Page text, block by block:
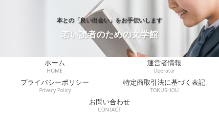
本との「良い出会い」をお手伝いします
若い読者のための文学館
ホーム
HOME
運営者情報
Operator
プライバシーポリシー
Privacy Policy
特定商取引法に基づく表記
TOKUSHOU
お問い合わせ
CONTACT